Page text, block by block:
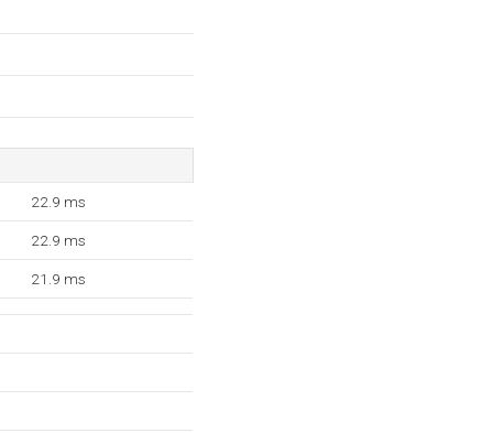
22.9 ms
22.9 ms
21.9 ms